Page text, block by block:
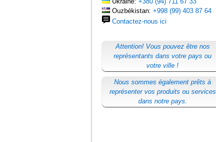
Ouzbékistan: +998 (99) 403 87 64
Contactez-nous ici
Attention! Vous pouvez être nos
représentants dans votre pays ou
votre ville !
Nous sommes également prêts à
représenter vos produits ou services
dans notre pays.